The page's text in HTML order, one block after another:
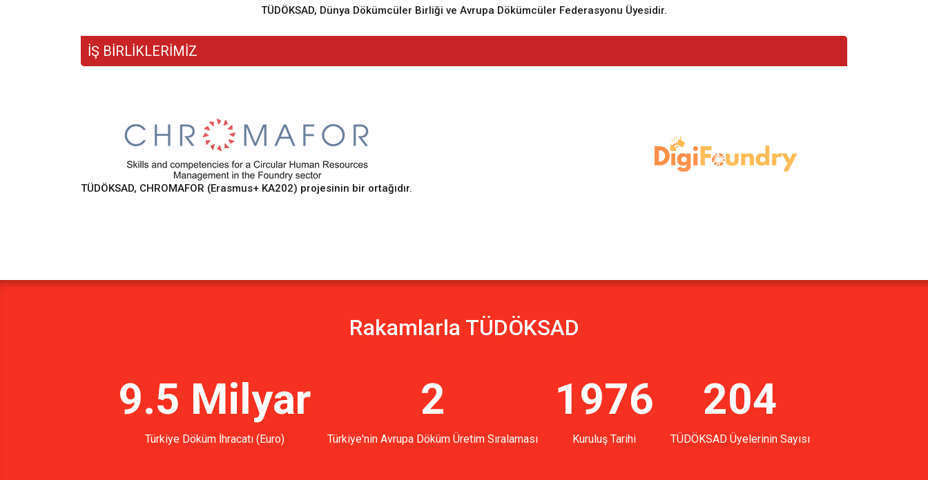
TÜDÖKSAD, Dünya Dökümcüler Birliği ve Avrupa Dökümcüler Federasyonu Üyesidir.
İŞ BİRLİKLERİMİZ
TÜDÖKSAD, CHROMAFOR (Erasmus+ KA202) projesinin bir ortağıdır.
Rakamlarla TÜDÖKSAD
9.5 Milyar
Türkiye Döküm İhracatı (Euro)
2
Türkiye'nin Avrupa Döküm Üretim Sıralaması
1976
Kuruluş Tarihi
204
TÜDÖKSAD Üyelerinin Sayısı